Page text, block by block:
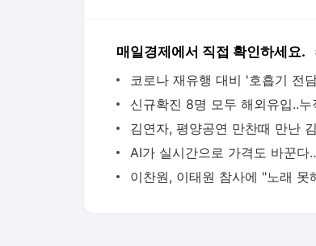
매일경제에서 직접 확인하세요.